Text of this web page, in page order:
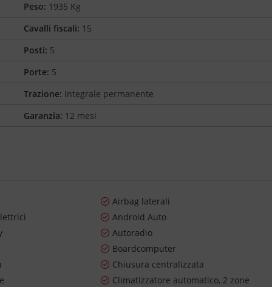
Peso: 1935 Kg
Cavalli fiscali: 15
Posti: 5
Porte: 5
Trazione: integrale permanente
Garanzia: 12 mesi
Airbag laterali
Android Auto
Autoradio
Boardcomputer
Chiusura centralizzata
Climatizzatore automatico, 2 zone